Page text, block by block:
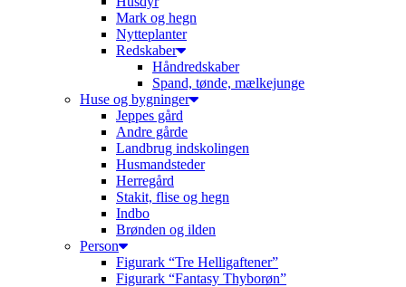
Mark og hegn
Nytteplanter
Redskaber
Håndredskaber
Spand, tønde, mælkejunge
Huse og bygninger
Jeppes gård
Andre gårde
Landbrug indskolingen
Husmandsteder
Herregård
Stakit, flise og hegn
Indbo
Brønden og ilden
Person
Figurark “Tre Helligaftener”
Figurark “Fantasy Thyborøn”